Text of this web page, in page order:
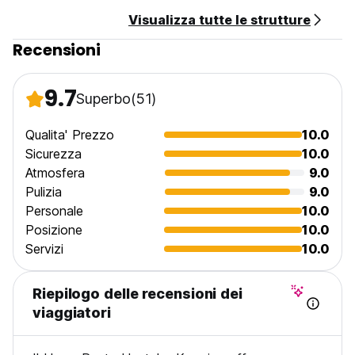
Visualizza tutte le strutture
Recensioni
9.7Superbo(51)
Qualita' Prezzo
10.0
Sicurezza
10.0
Atmosfera
9.0
Pulizia
9.0
Personale
10.0
Posizione
10.0
Servizi
10.0
Riepilogo delle recensioni dei
viaggiatori